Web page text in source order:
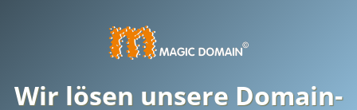
Wir lösen unsere Domain-